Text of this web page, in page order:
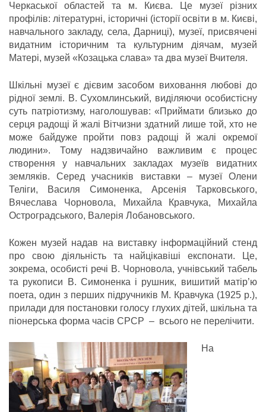
Черкаської областей та м. Києва. Це музеї різних
профілів: літературні, історичні (історії освіти в м. Києві,
навчального закладу, села, Дарниці), музеї, присвячені
видатним історичним та культурним діячам, музей
Матері, музей «Козацька слава» та два музеї Вчителя.
Шкільні музеї є дієвим засобом виховання любові до
рідної землі. В. Сухомлинський, виділяючи особистісну
суть патріотизму, наголошував: «Приймати близько до
серця радощі й жалі Вітчизни здатний лише той, хто не
може байдуже пройти повз радощі й жалі окремої
людини». Тому надзвичайно важливим є процес
створення у навчальних закладах музеїв видатних
земляків. Серед учасників виставки – музеї Олени
Теліги, Василя Симоненка, Арсенія Тарковського,
Вячеслава Чорновола, Михайла Кравчука, Михайла
Остроградського, Валерія Лобановського.
Кожен музей надав на виставку інформаційний стенд
про свою діяльність та найцікавіші експонати. Це,
зокрема, особисті речі В. Чорновола, учнівський табель
та рукописи В. Симоненка і рушник, вишитий матір’ю
поета, один з перших підручників М. Кравчука (1925 р.),
прилади для постановки голосу глухих дітей, шкільна та
піонерська форма часів СРСР – всього не перелічити.
На